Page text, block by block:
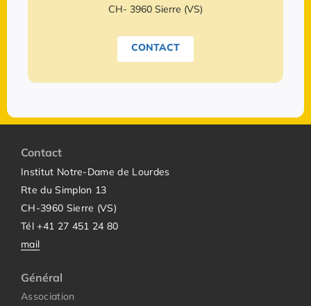
CH- 3960 Sierre (VS)
CONTACT
Contact
Institut Notre-Dame de Lourdes
Rte du Simplon 13
CH-3960 Sierre (VS)
Tél +41 27 451 24 80
mail
Général
Association